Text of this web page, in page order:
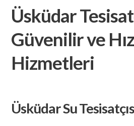
Üsküdar
Güvenilir ve
Hizmetleri
Üsküdar Su